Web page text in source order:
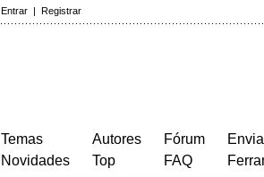
Entrar | Registrar
Temas
Novidades
Autores
Top
Fórum
FAQ